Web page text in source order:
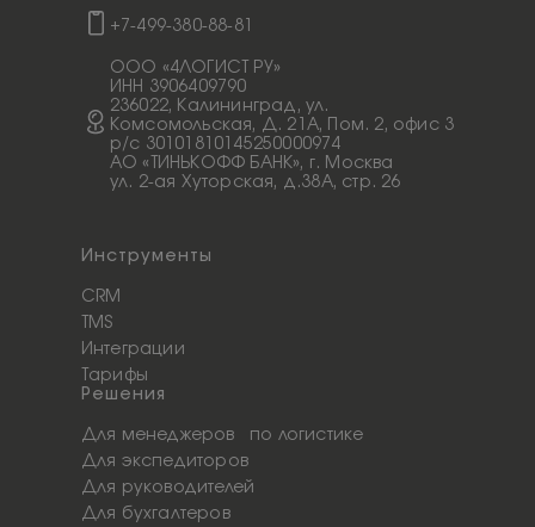
+7-499-380-88-81
ООО «4ЛОГИСТ РУ»
ИНН 3906409790
236022, Калининград, ул.
Комсомольская, Д. 21А, Пом. 2, офис 3
p/c 30101810145250000974
АО «ТИНЬКОФФ БАНК», г. Москва
ул. 2-ая Хуторская, д.38А, стр. 26
Инструменты
CRM
TMS
Интеграции
Тарифы
Решения
Для менеджеров по логистике
Для экспедиторов
Для руководителей
Для бухгалтеров